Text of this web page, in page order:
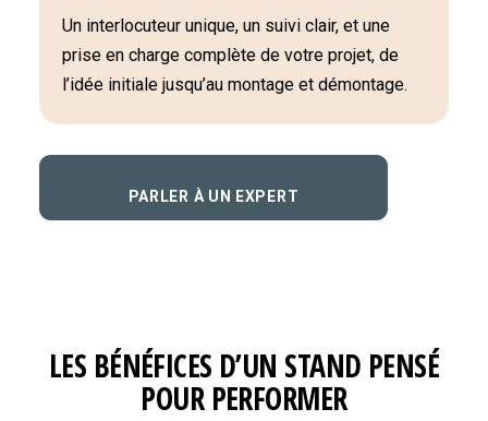
Un interlocuteur unique, un suivi clair, et une
prise en charge complète de votre projet, de
l’idée initiale jusqu’au montage et démontage.
PARLER À UN EXPERT
LES BÉNÉFICES D’UN STAND PENSÉ
POUR PERFORMER